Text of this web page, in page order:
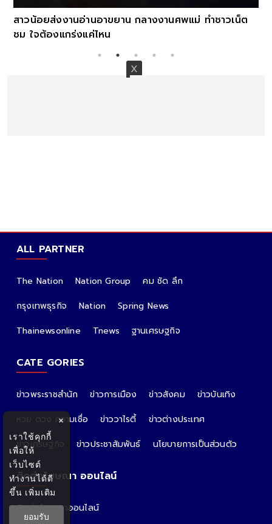
สาวน้อยส่งงานอ่านอาขยาน กลางงานศพแม่ ทำชาวเน็ต
ชม ใจต้องแกร่งแค่ไหน
ALL PARTNER
The Nation Nation Group
คม ชัด ลึก
กรุงเทพธุรกิจ
Nation
Spring News
Thainewsonline
Tnews ฐานเศรษฐกิจ
CATE GORIES
ข่าวพระราชสำนัก ข่าวการเมือง ข่าวสังคม
ข่าวบันเทิง
หวย ดวง ความเชื่อ
ข่าววาไรตี้
ข่าวต่างประเทศ
ข่าวเศรษฐกิจ
ข่าวประชาสัมพันธ์ นโยบายการเป็นส่วนตัว
ติดต่อโฆษณา ออนไลน์
ติดต่อโฆษณาออนไลน์
คุณอ้อ
×
เราใช้คุกกี้
เพื่อให้
เว็บไซต์
ทำงานได้ดี
ขึ้น เพิ่มเติม
ยอมรับ